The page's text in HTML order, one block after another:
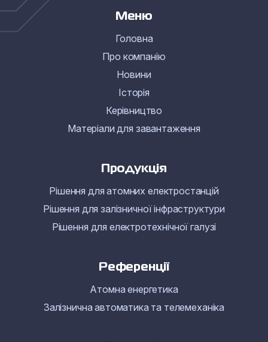
Меню
Головна
Про компанію
Новини
Історія
Керівництво
Матеріали для завантаження
Продукція
Рішення для атомних електростанцій
Рішення для залізничної інфраструктури
Рішення для електротехнічної галузі
Референції
Атомна енергетика
Залізнична автоматика та телемеханіка